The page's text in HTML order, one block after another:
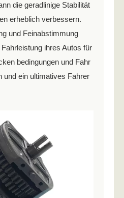
die geradlinige Stabilität
erheblich verbessern.
und Feinabstimmung
ihres Autos für
bedingungen und Fahr
und ein ultimatives Fahrer